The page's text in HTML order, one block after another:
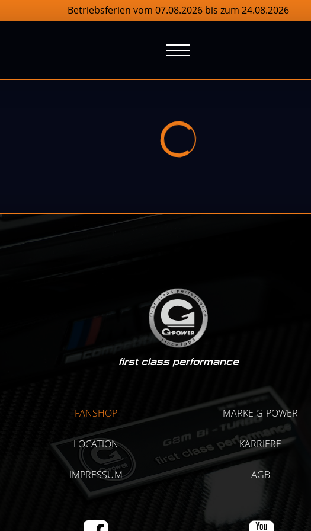
Betriebsferien vom 07.08.2026 bis zum 24.08.2026
first class performance
FANSHOP MARKE G-POWER
LOCATION KARRIERE
IMPRESSUM AGB